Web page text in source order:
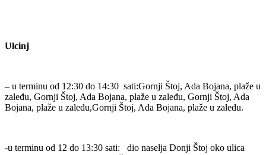
Ulcinj
– u terminu od 12:30 do 14:30 sati:Gornji Štoj, Ada Bojana, plaže u
zaleđu, Gornji Štoj, Ada Bojana, plaže u zaleđu, Gornji Štoj, Ada
Bojana, plaže u zaleđu,Gornji Štoj, Ada Bojana, plaže u zaleđu.
-u terminu od 12 do 13:30 sati: dio naselja Donji Štoj oko ulica